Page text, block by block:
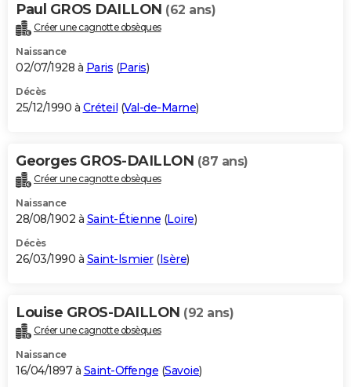
Paul GROS DAILLON (62 ans)
Créer une cagnotte obsèques
Naissance
02/07/1928 à Paris (Paris)
Décès
25/12/1990 à Créteil (Val-de-Marne)
Georges GROS-DAILLON (87 ans)
Créer une cagnotte obsèques
Naissance
28/08/1902 à Saint-Étienne (Loire)
Décès
26/03/1990 à Saint-Ismier(Isère)
Louise GROS-DAILLON (92 ans)
Créer une cagnotte obsèques
Naissance
16/04/1897 à Saint-Offenge (Savoie)